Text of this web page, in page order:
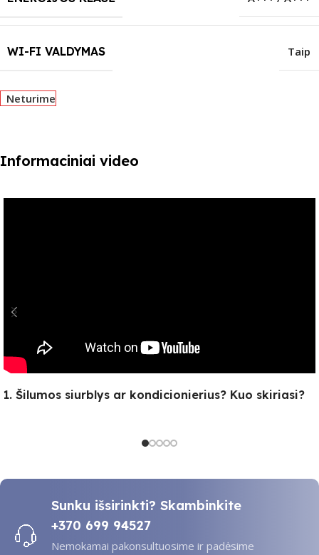
WI-FI VALDYMAS Taip
Neturime
Informaciniai video
1. Šilumos siurblys ar kondicionierius? Kuo skiriasi?
Sunku išsirinkti? Skambinkite
+370 699 94527
Nemokamai pakonsultuosime ir padėsime